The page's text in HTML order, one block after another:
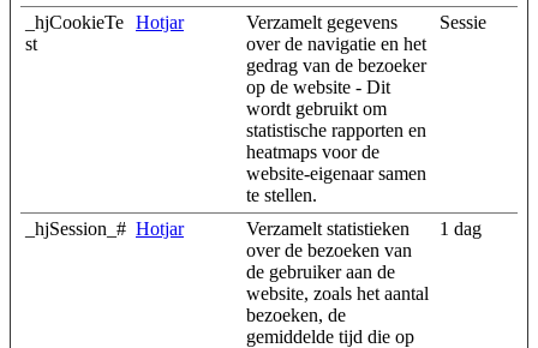
_hjCookieTe
st
Hotjar
Verzamelt gegevens
over de navigatie en het
gedrag van de bezoeker
op de website - Dit
wordt gebruikt om
statistische rapporten en
heatmaps voor de
website-eigenaar samen
te stellen.
Sessie
_hjSession_# Hotjar
Verzamelt statistieken
over de bezoeken van
de gebruiker aan de
website, zoals het aantal
bezoeken, de
gemiddelde tijd die op
1 dag